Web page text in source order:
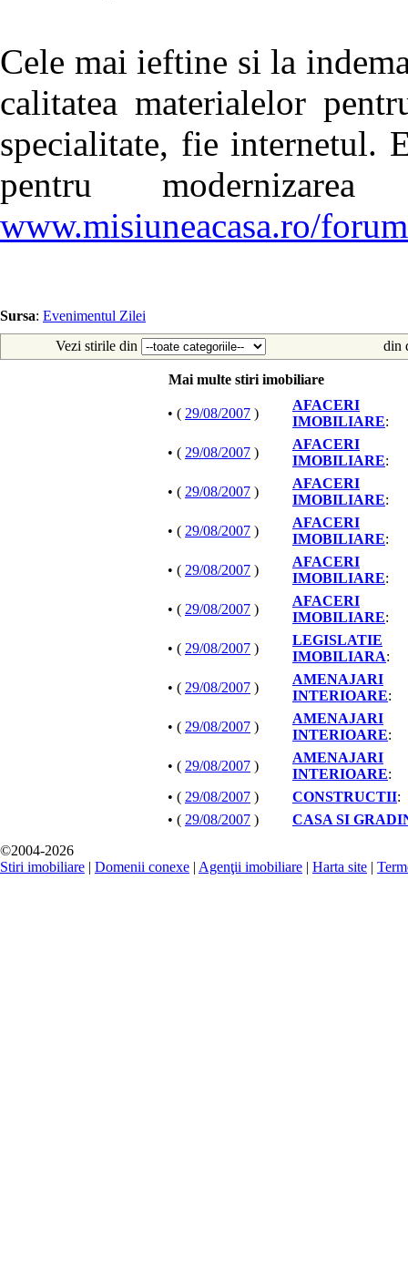
Cele mai ieftine si la
calitatea materialelor
specialitate, fie internetul.
pentru
www.misiuneacasa.ro/
Sursa: Evenimentul Zilei
Vezi stirile din
din
Mai multe stiri imobiliare
• ( 29/08/2007 )
AFACERI
IMOBILIARE:
• ( 29/08/2007 )
AFACERI
IMOBILIARE:
• ( 29/08/2007 )
AFACERI
IMOBILIARE:
• ( 29/08/2007 )
AFACERI
IMOBILIARE:
• ( 29/08/2007 )
AFACERI
IMOBILIARE:
• ( 29/08/2007 )
AFACERI
IMOBILIARE:
• ( 29/08/2007 )
LEGISLATIE
IMOBILIARA:
• ( 29/08/2007 )
AMENAJARI
INTERIOARE:
• ( 29/08/2007 )
AMENAJARI
INTERIOARE:
• ( 29/08/2007 )
AMENAJARI
INTERIOARE:
• ( 29/08/2007 ) CONSTRUCTII:
• ( 29/08/2007 )
CASA SI
©2004-2026
Stiri imobiliare | Domenii conexe | Agenţii imobiliare | Harta site |